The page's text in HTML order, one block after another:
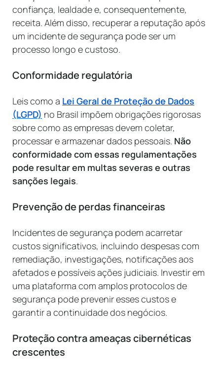
confiança, lealdade e, consequentemente,
receita. Além disso, recuperar a reputação após
um incidente de segurança pode ser um
processo longo e custoso.
Conformidade regulatória
Leis como a Lei Geral de Proteção de Dados
(LGPD) no Brasil impõem obrigações rigorosas
sobre como as empresas devem coletar,
processar e armazenar dados pessoais. Não
conformidade com essas regulamentações
pode resultar em multas severas e outras
sanções legais.
Prevenção de perdas financeiras
Incidentes de segurança podem acarretar
custos significativos, incluindo despesas com
remediação, investigações, notificações aos
afetados e possíveis ações judiciais. Investir em
uma plataforma com amplos protocolos de
segurança pode prevenir esses custos e
garantir a continuidade dos negócios.
Proteção contra ameaças cibernéticas
crescentes